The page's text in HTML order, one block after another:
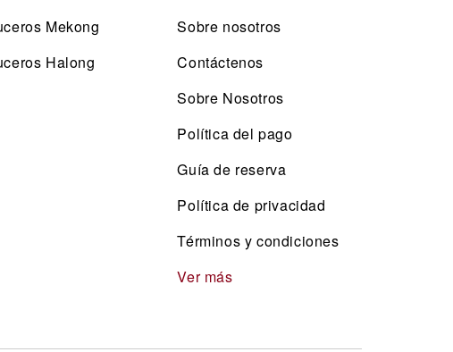
Mekong
Halong
Sobre nosotros
Contáctenos
Sobre Nosotros
Política del pago
Guía de reserva
Política de privacidad
Términos y condiciones
Ver más